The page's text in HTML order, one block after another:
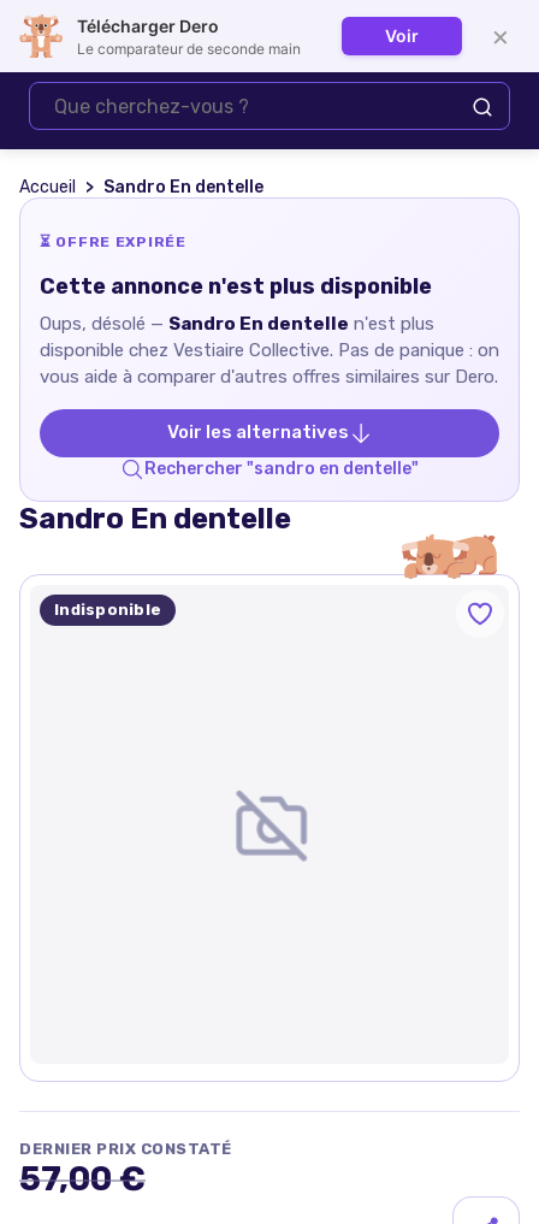
Se connecter
Accueil Sandro En dentelle
⏳ OFFRE EXPIRÉE
Cette annonce n'est plus disponible
Oups, désolé — Sandro En dentelle n'est plus
disponible chez Vestiaire Collective. Pas de panique : on
vous aide à comparer d'autres offres similaires sur Dero.
Voir les alternatives
Rechercher "sandro en dentelle"
Sandro En dentelle
Indisponible
DERNIER PRIX CONSTATÉ
57,00 €
Télécharger Dero
Le comparateur de seconde main
Voir ×